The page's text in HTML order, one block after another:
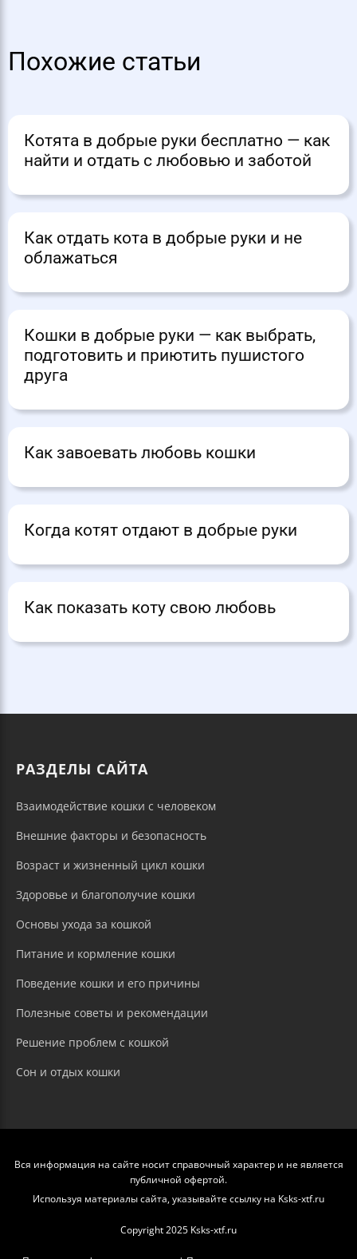
Похожие статьи
Котята в добрые руки бесплатно — как
найти и отдать с любовью и заботой
Как отдать кота в добрые руки и не
облажаться
Кошки в добрые руки — как выбрать,
подготовить и приютить пушистого
друга
Как завоевать любовь кошки
Когда котят отдают в добрые руки
Как показать коту свою любовь
РАЗДЕЛЫ САЙТА
Взаимодействие кошки с человеком
Внешние факторы и безопасность
Возраст и жизненный цикл кошки
Здоровье и благополучие кошки
Основы ухода за кошкой
Питание и кормление кошки
Поведение кошки и его причины
Полезные советы и рекомендации
Решение проблем с кошкой
Сон и отдых кошки
Вся информация на сайте носит справочный характер и не является
публичной офертой.
Используя материалы сайта, указывайте ссылку на Ksks-xtf.ru
Copyright 2025 Ksks-xtf.ru